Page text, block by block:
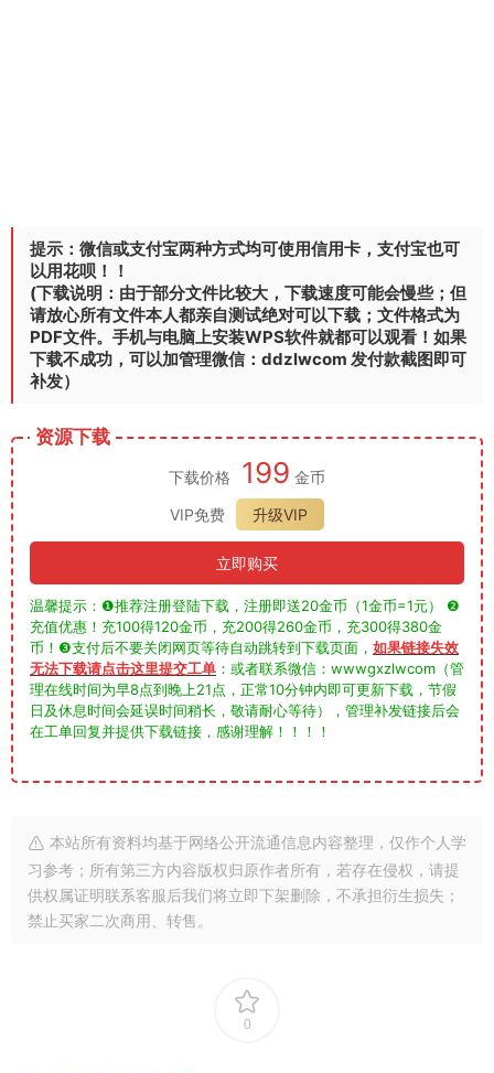
提示：微信或支付宝两种方式均可使用信用卡，支付宝也可
以用花呗！！
(下载说明：由于部分文件比较大，下载速度可能会慢些；但
请放心所有文件本人都亲自测试绝对可以下载；文件格式为
PDF文件。手机与电脑上安装WPS软件就都可以观看！如果
下载不成功，可以加管理微信：ddzlwcom 发付款截图即可
补发）
资源下载
下载价格 199 金币
VIP免费
升级VIP
立即购买
温馨提示：❶推荐注册登陆下载，注册即送20金币（1金币=1元） ❷
充值优惠！充100得120金币，充200得260金币，充300得380金
币！❸支付后不要关闭网页等待自动跳转到下载页面， 如果链接失效
无法下载请点击这里提交工单 ：或者联系微信：wwwgxzlwcom（管
理在线时间为早8点到晚上21点，正常10分钟内即可更新下载，节假
日及休息时间会延误时间稍长，敬请耐心等待），管理补发链接后会
在工单回复并提供下载链接，感谢理解！！！！
本站所有资料均基于网络公开流通信息内容整理，仅作个人学
习参考；所有第三方内容版权归原作者所有，若存在侵权，请提
供权属证明联系客服后我们将立即下架删除，不承担衍生损失；
禁止买家二次商用、转售。
0